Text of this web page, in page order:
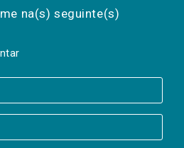
na(s) seguinte(s)